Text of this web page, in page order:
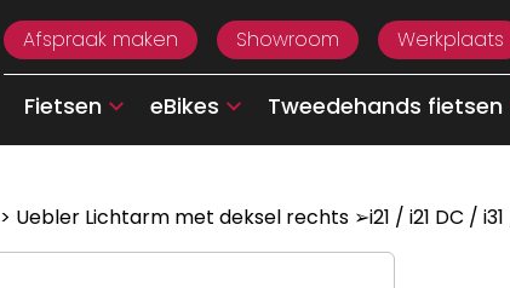
Afspraak maken
Showroom Werkplaats
Fietsen eBikes Tweedehands fietsen
> Uebler Lichtarm met deksel rechts ➢i21 / i21 DC / i31